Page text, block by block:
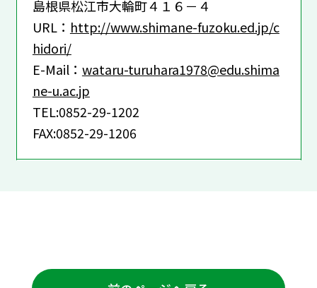
島根県松江市大輪町４１６－４
URL： http://www.shimane-fuzoku.ed.jp/c
hidori/
E-Mail： wataru-turuhara1978@edu.shima
ne-u.ac.jp
TEL:0852-29-1202
FAX:0852-29-1206